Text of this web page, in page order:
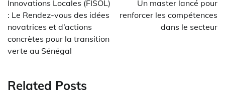
l’article
Innovations Locales (FISOL)
: Le Rendez-vous des idées
novatrices et d’actions
concrètes pour la transition
verte au Sénégal
Un master lancé pour
renforcer les compétences
dans le secteur
Related Posts